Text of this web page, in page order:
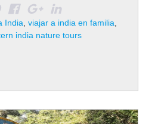
en compañía del grupo
experiencia increíble, pues
India viajar a india en familia
india nature tours